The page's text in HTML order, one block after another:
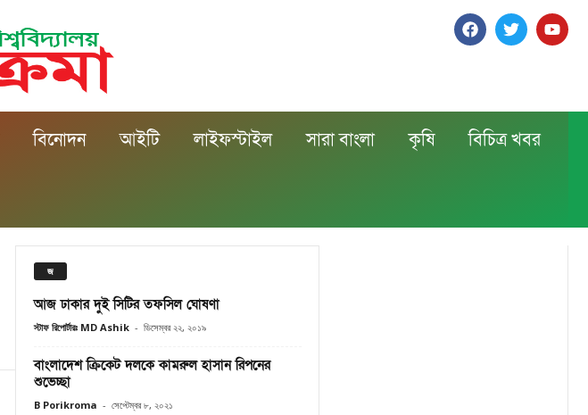
বিনোদন আইটি লাইফস্টাইল সারা বাংলা কৃষি বিচিত্র খবর
জ
আজ ঢাকার দুই সিটির তফসিল ঘোষণা
স্টাফ রিপোর্টারঃ MD Ashik - ডিসেম্বর ২২, ২০১৯
বাংলাদেশ ক্রিকেট দলকে কামরুল হাসান রিপনের
শুভেচ্ছা
B Porikroma - সেপ্টেম্বর ৮, ২০২১